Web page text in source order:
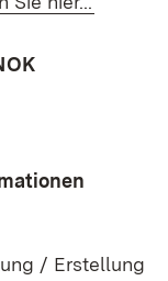
/ Erstellung